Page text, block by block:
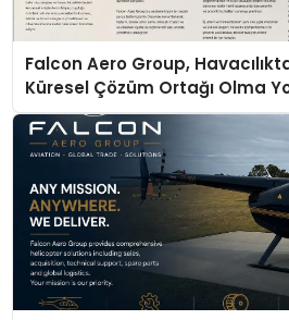
Falcon Aero Group,
Küresel Çözüm Ortağı Olma